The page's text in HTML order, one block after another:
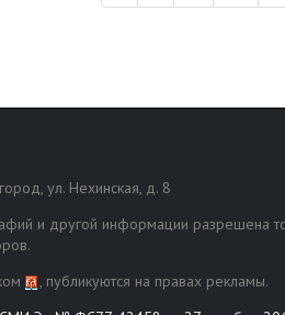
ул. Нехинская, д. 8
и другой информации разрешена
, публикуются на правах рекламы.